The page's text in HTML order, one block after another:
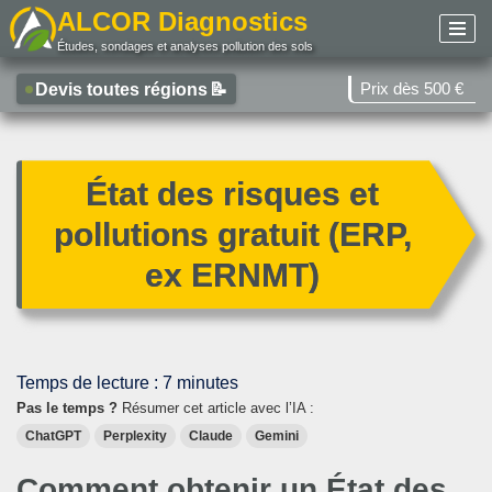
au
contenu
ALCOR Diagnostics
Études, sondages et analyses pollution des sols
Devis toutes régions 📝 Prix dès 500 €
État des risques et
pollutions gratuit (ERP,
ex ERNMT)
Temps de lecture : 7 minutes
Pas le temps ? Résumer cet article avec l’IA :
ChatGPT Perplexity Claude Gemini